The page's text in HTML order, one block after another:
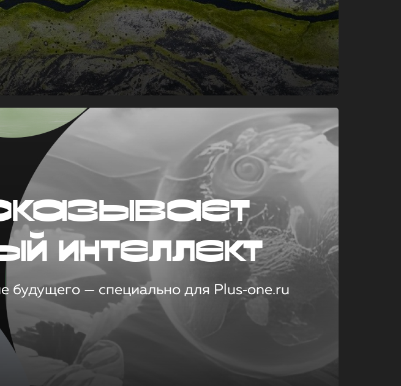
интеллект
будущего — специально для Plus‑one.ru